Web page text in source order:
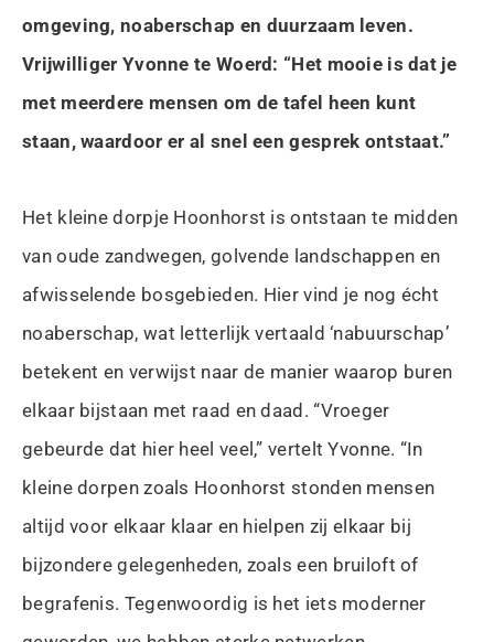
omgeving, noaberschap en duurzaam leven.
Vrijwilliger Yvonne te Woerd: “Het mooie is dat je
met meerdere mensen om de tafel heen kunt
staan, waardoor er al snel een gesprek ontstaat.”
Het kleine dorpje Hoonhorst is ontstaan te midden
van oude zandwegen, golvende landschappen en
afwisselende bosgebieden. Hier vind je nog écht
noaberschap, wat letterlijk vertaald ‘nabuurschap’
betekent en verwijst naar de manier waarop buren
elkaar bijstaan met raad en daad. “Vroeger
gebeurde dat hier heel veel,” vertelt Yvonne. “In
kleine dorpen zoals Hoonhorst stonden mensen
altijd voor elkaar klaar en hielpen zij elkaar bij
bijzondere gelegenheden, zoals een bruiloft of
begrafenis. Tegenwoordig is het iets moderner